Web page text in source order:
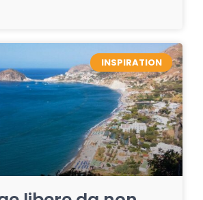
INSPIRATION